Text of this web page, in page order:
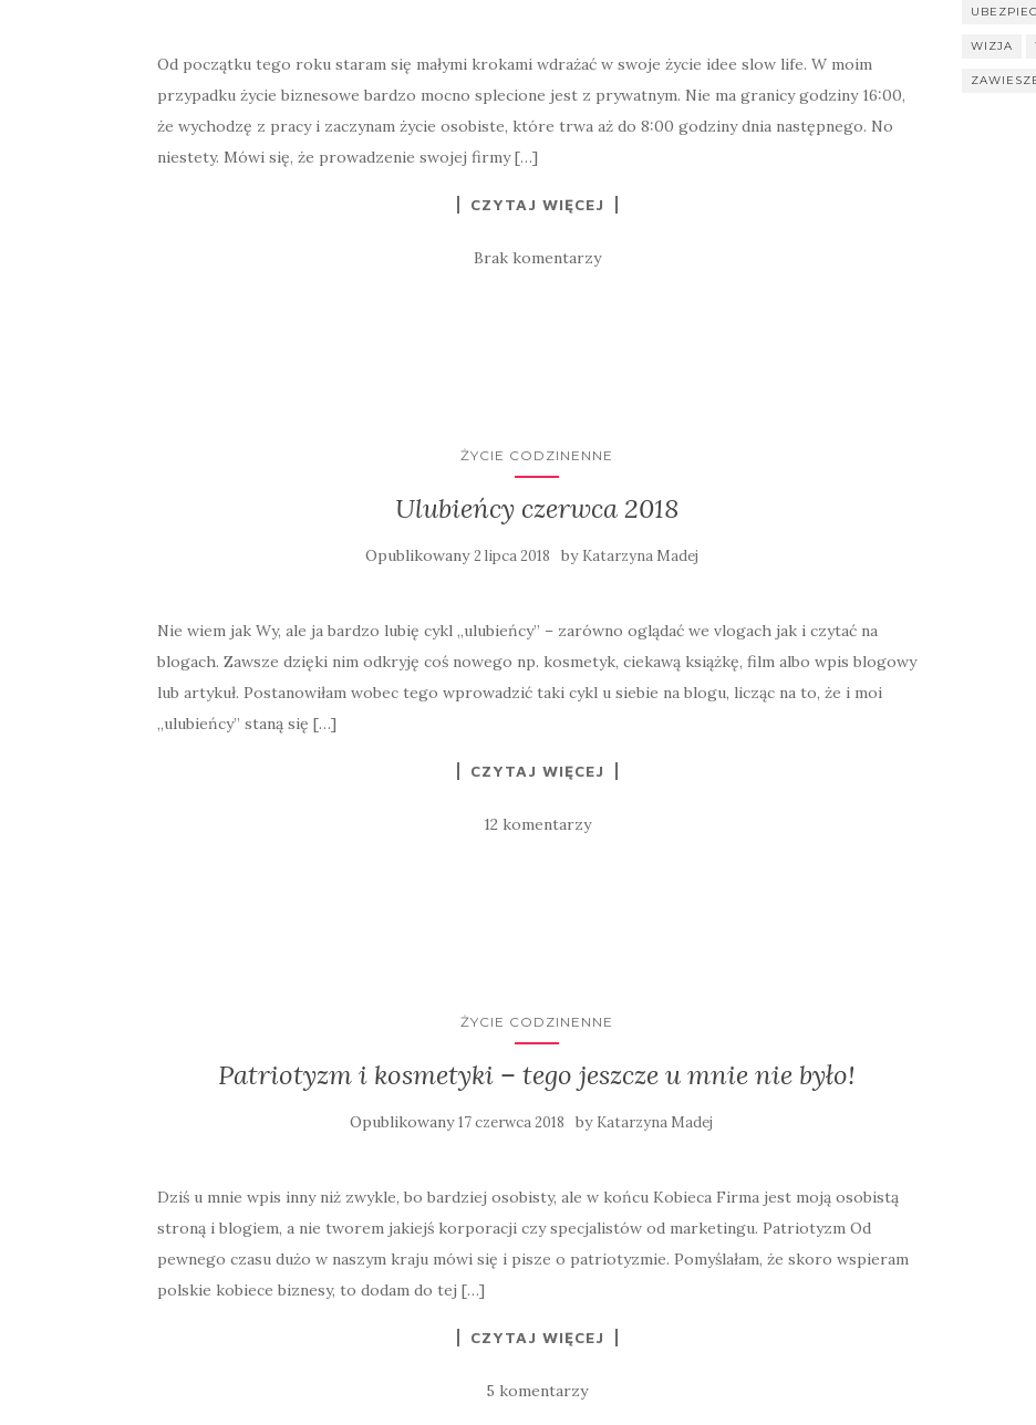
Od początku tego roku staram się małymi krokami wdrażać w swoje życie idee slow life. W moim
przypadku życie biznesowe bardzo mocno splecione jest z prywatnym. Nie ma granicy godziny 16:00,
że wychodzę z pracy i zaczynam życie osobiste, które trwa aż do 8:00 godziny dnia następnego. No
niestety. Mówi się, że prowadzenie swojej firmy […]
CZYTAJ WIĘCEJ
Brak komentarzy
ŻYCIE CODZINENNE
Ulubieńcy czerwca 2018
Opublikowany2 lipca 2018 by Katarzyna Madej
Nie wiem jak Wy, ale ja bardzo lubię cykl „ulubieńcy” – zarówno oglądać we vlogach jak i czytać na
blogach. Zawsze dzięki nim odkryję coś nowego np. kosmetyk, ciekawą książkę, film albo wpis blogowy
lub artykuł. Postanowiłam wobec tego wprowadzić taki cykl u siebie na blogu, licząc na to, że i moi
„ulubieńcy” staną się […]
CZYTAJ WIĘCEJ
12 komentarzy
ŻYCIE CODZINENNE
Patriotyzm i kosmetyki – tego jeszcze u mnie nie było!
Opublikowany17 czerwca 2018 by Katarzyna Madej
Dziś u mnie wpis inny niż zwykle, bo bardziej osobisty, ale w końcu Kobieca Firma jest moją osobistą
stroną i blogiem, a nie tworem jakiejś korporacji czy specjalistów od marketingu. Patriotyzm Od
pewnego czasu dużo w naszym kraju mówi się i pisze o patriotyzmie. Pomyślałam, że skoro wspieram
polskie kobiece biznesy, to dodam do tej […]
CZYTAJ WIĘCEJ
5 komentarzy
WIZJA